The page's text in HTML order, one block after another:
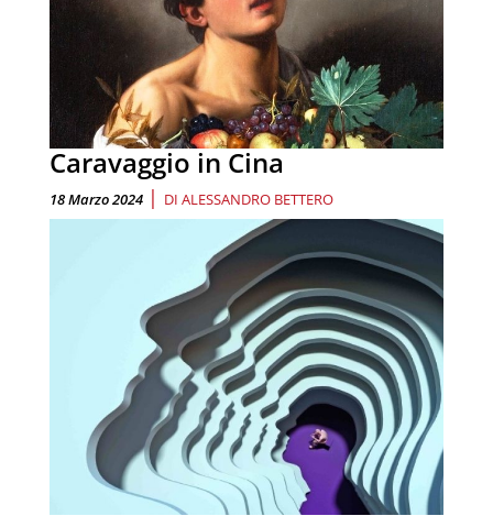
Caravaggio in Cina
18 Marzo 2024 | DI ALESSANDRO BETTERO